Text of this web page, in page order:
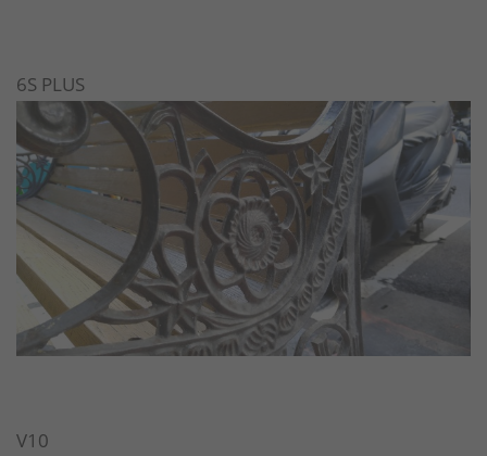
6S PLUS
V10